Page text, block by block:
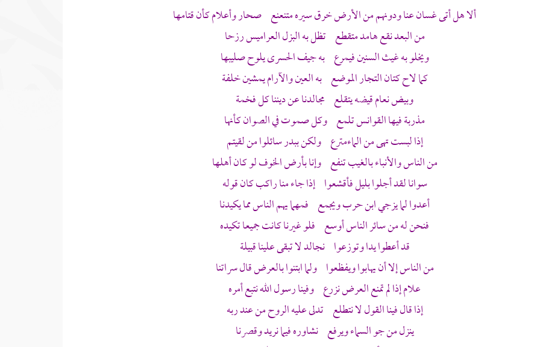
ألا هل أتى غسان عنا ودونهم من الأرض خرق سيره متنعنع صحار وأعلام كأن قتامها
من البعد نقع هامد متقطع تظل به البزل العراميس رزحا
ويخلو به غيث السنين فيمرع به جيف الحسرى يلوح صليبها
كما لاح كتان التجار الموضع به العين والآرام يمشين خلفة
وبيض نعام قيضه يتقلع مجالدنا عن ديننا كل فخمة
مذربة فيها القوانس تلمع وكل صموت في الصوان كأنها
إذا لبست تهى من الماءمترع ولكن ببدر سائلوا من لقيتم
من الناس والأنباء بالغيب تنفع وإنا بأرض الخوف لو كان أهلها
سوانا لقد أجلوا بليل فأقشعوا إذا جاء منا راكب كان قوله
أعدوا لما يزجيابن حربويجمع فمهما يهم الناس مما يكيدنا
فنحن له من سائر الناس أوسع فلو غيرنا كانت جميعا تكيده
قد أعطوا يدا وتوزعوا نجالد لا تبقى علينا قبيلة
من الناس إلا أن يهابوا ويفظعوا ولما ابتنوا بالعرض قال سراتنا
علام إذا لم تمنع العرض نزرع وفينا رسول الله نتبع أمره
إذا قال فينا القول لا نتطلع تدلى عليه الروح من عند ربه
ينزل من جو السماء ويرفع نشاوره فيما نريد وقصرنا